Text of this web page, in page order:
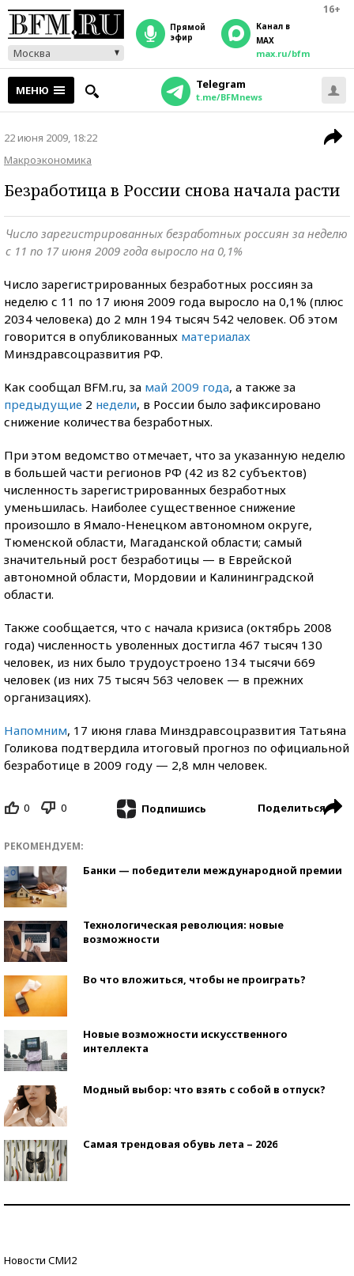
16+
Москва
прямой
эфир
Канал в
MAX
max.ru/bfm
МЕНЮ Telegram
t.me/BFMnews
22 июня 2009, 18:22
Макроэкономика
Безработица в России снова начала расти
Число зарегистрированных безработных россиян за неделю
с 11 по 17 июня 2009 года выросло на 0,1%
Число зарегистрированных безработных россиян за
неделю с 11 по 17 июня 2009 года выросло на 0,1% (плюс
2034 человека) до 2 млн 194 тысяч 542 человек. Об этом
говорится в опубликованных материалах
Минздравсоцразвития РФ.
Как сообщал BFM.ru, за май 2009 года, а также за
предыдущие 2 недели, в России было зафиксировано
снижение количества безработных.
При этом ведомство отмечает, что за указанную неделю
в большей части регионов РФ (42 из 82 субъектов)
численность зарегистрированных безработных
уменьшилась. Наиболее существенное снижение
произошло в Ямало-Ненецком автономном округе,
Тюменской области, Магаданской области; самый
значительный рост безработицы — в Еврейской
автономной области, Мордовии и Калининградской
области.
Также сообщается, что с начала кризиса (октябрь 2008
года) численность уволенных достигла 467 тысяч 130
человек, из них было трудоустроено 134 тысячи 669
человек (из них 75 тысяч 563 человек — в прежних
организациях).
Напомним, 17 июня глава Минздравсоцразвития Татьяна
Голикова подтвердила итоговый прогноз по официальной
безработице в 2009 году — 2,8 млн человек.
0 0 Подпишись Поделиться
РЕКОМЕНДУЕМ:
Банки — победители международной премии
Технологическая революция: новые
возможности
Во что вложиться, чтобы не проиграть?
Новые возможности искусственного
интеллекта
Модный выбор: что взять с собой в отпуск?
Самая трендовая обувь лета – 2026
Новости СМИ2